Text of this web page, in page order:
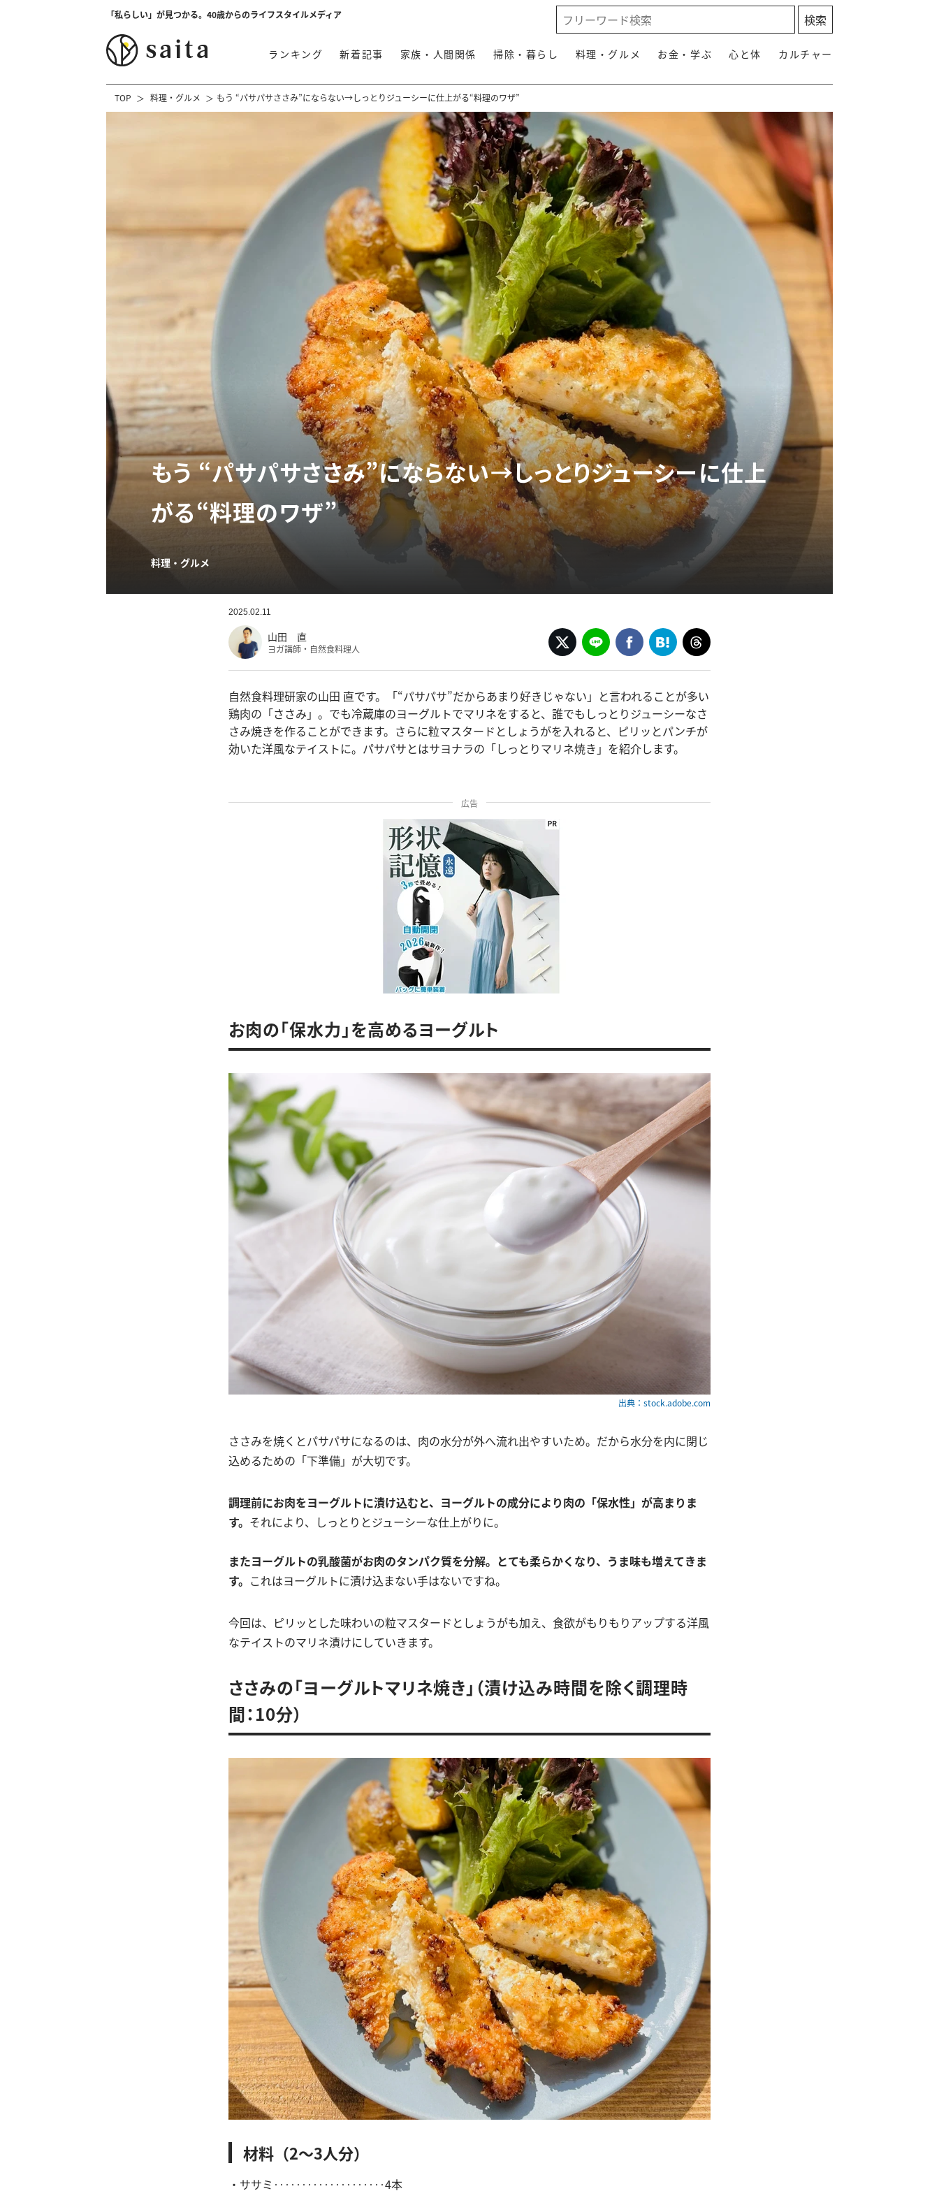
「私らしい」が見つかる。40歳からのライフスタイルメディア
ランキング 新着記事 家族・人間関係 掃除・暮らし 料理・グルメ お金・学ぶ 心と体 カルチャー
TOP 料理・グルメ もう “パサパサささみ”にならない→しっとりジューシーに仕上がる“料理のワザ”
もう “パサパサささみ”にならない→しっとりジューシーに仕上
がる“料理のワザ”
料理・グルメ
2025.02.11
山田 直
ヨガ講師・自然食料理人
自然食料理研家の山田 直です。「“パサパサ”だからあまり好きじゃない」と言われることが多い
鶏肉の「ささみ」。でも冷蔵庫のヨーグルトでマリネをすると、誰でもしっとりジューシーなさ
さみ焼きを作ることができます。さらに粒マスタードとしょうがを入れると、ピリッとパンチが
効いた洋風なテイストに。パサパサとはサヨナラの「しっとりマリネ焼き」を紹介します。
広告
お肉の「保水力」を高めるヨーグルト
出典：stock.adobe.com
ささみを焼くとパサパサになるのは、肉の水分が外へ流れ出やすいため。だから水分を内に閉じ
込めるための「下準備」が大切です。
調理前にお肉をヨーグルトに漬け込むと、ヨーグルトの成分により肉の「保水性」が高まりま
す。 それにより、しっとりとジューシーな仕上がりに。
またヨーグルトの乳酸菌がお肉のタンパク質を分解。とても柔らかくなり、うま味も増えてきま
す。 これはヨーグルトに漬け込まない手はないですね。
今回は、ピリッとした味わいの粒マスタードとしょうがも加え、食欲がもりもりアップする洋風
なテイストのマリネ漬けにしていきます。
ささみの「ヨーグルトマリネ焼き」（漬け込み時間を除く調理時
間：10分）
材料（2〜3人分）
・ササミ‥‥‥‥‥‥‥‥‥‥4本